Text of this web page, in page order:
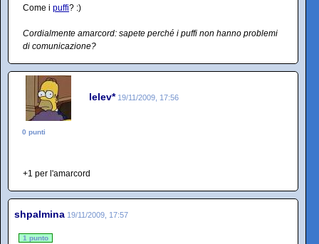
Come i puffi? :)
Cordialmente amarcord: sapete perché i puffi non hanno problemi
di comunicazione?
lelev* 19/11/2009, 17:56
0 punti
+1 per l'amarcord
shpalmina 19/11/2009, 17:57
1 punto